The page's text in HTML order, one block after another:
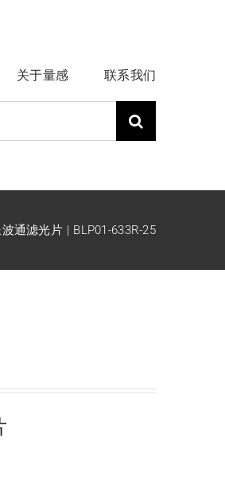
关于量感 联系我们
通滤光片 BLP01-633R-25